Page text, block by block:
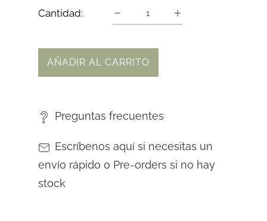
Cantidad:
AÑADIR AL CARRITO
Preguntas frecuentes
Escríbenos aquí si necesitas un
envío rápido o Pre-orders si no hay
stock